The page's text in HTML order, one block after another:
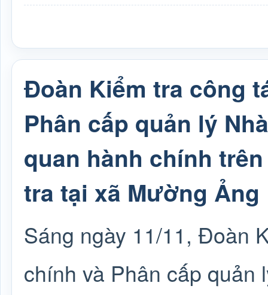
Đoàn Kiểm tra công
Phân cấp quản lý
quan hành chính
tra tại xã Mường Ảng
Sáng ngày 11/11, Đoàn
chính và Phân cấp quản